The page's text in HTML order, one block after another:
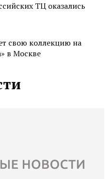
ТЦ оказались
свою коллекцию на
в Москве